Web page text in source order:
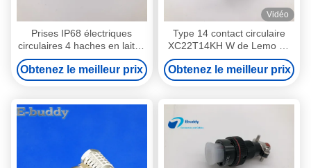
Prises IP68 électriques
circulaires 4 haches en laiton
nickelées de Pin XC14Y4KH
Obtenez le meilleur prix
Vidéo
Type 14 contact circulaire
XC22T14KH W de Lemo de
soudure de prises électriques
de câble de Pin
Obtenez le meilleur prix